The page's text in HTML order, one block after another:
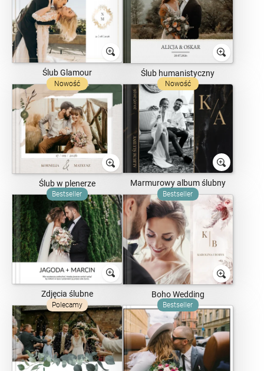
Ślub Glamour Ślub humanistyczny
Nowość
Ślub w plenerze
Nowość
Marmurowy album ślubny
Bestseller
Zdjęcia ślubne
Bestseller
Boho Wedding
Polecamy Bestseller